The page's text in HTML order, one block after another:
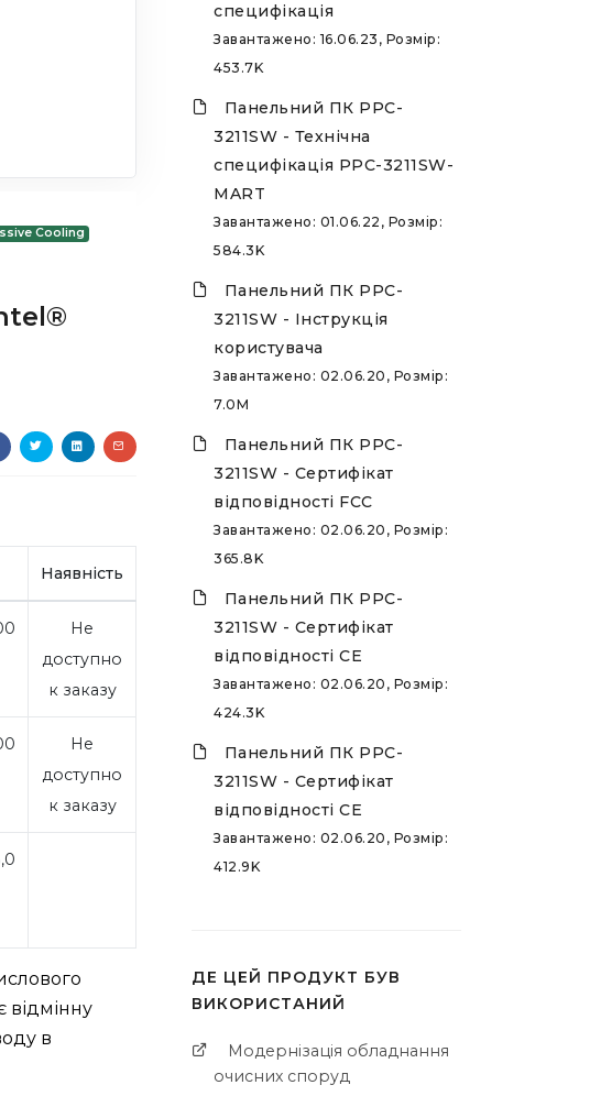
Cooling
Наявність
Не
доступно
к заказу
Не
доступно
к заказу
відмінну
в
специфікація
Завантажено: 16.06.23, Розмір:
453.7K
Панельний ПК PPC-
3211SW - Технічна
специфікація PPC-3211SW-
MART
Завантажено: 01.06.22, Розмір:
584.3K
Панельний ПК PPC-
3211SW - Інструкція
користувача
Завантажено: 02.06.20, Розмір:
7.0M
Панельний ПК PPC-
3211SW - Сертифікат
відповідності FCC
Завантажено: 02.06.20, Розмір:
365.8K
Панельний ПК PPC-
3211SW - Сертифікат
відповідності CE
Завантажено: 02.06.20, Розмір:
424.3K
Панельний ПК PPC-
3211SW - Сертифікат
відповідності CE
Завантажено: 02.06.20, Розмір:
412.9K
ДЕ ЦЕЙ ПРОДУКТ БУВ
ВИКОРИСТАНИЙ
Модернізація обладнання
очисних споруд